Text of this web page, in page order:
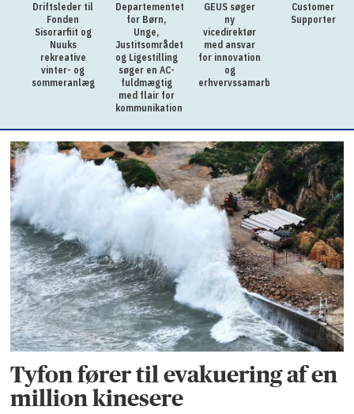
Driftsleder til
Fonden
Sisorarfiit og
Nuuks
rekreative
vinter- og
sommeranlæg
Departementet
for Børn,
Unge,
Justitsområdet
og Ligestilling
søger en AC-
fuldmægtig
med flair for
kommunikation
GEUS søger
ny
vicedirektør
med ansvar
for innovation
og
erhvervssamarbejde
Customer
Supporter
Tyfon fører til evakuering af en
million kinesere